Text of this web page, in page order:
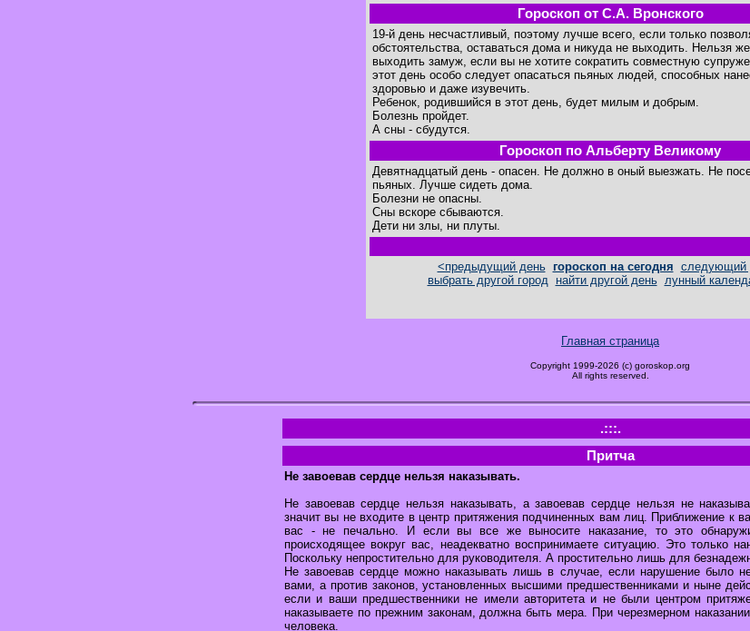
Гороскоп от С.А. Вронского
19-й день несчастливый, поэтому лучше всего, если только
обстоятельства, оставаться дома и никуда не выходить. Нельзя
выходить замуж, если вы не хотите сократить совместную
этот день особо следует опасаться пьяных людей, способных
здоровью и даже изувечить.
Ребенок, родившийся в этот день, будет милым и добрым.
Болезнь пройдет.
А сны - сбудутся.
Гороскоп по Альберту Великому
Девятнадцатый день - опасен. Не должно в оный выезжать. Не
пьяных. Лучше сидеть дома.
Болезни не опасны.
Сны вскоре сбываются.
Дети ни злы, ни плуты.
<предыдущий день гороскоп на сегодня следующий
выбрать другой город
найти другой день лунный
Главная страница
Copyright 1999-2026 (c) goroskop.org
All rights reserved.
.:::.
Притча
Не завоевав сердце нельзя наказывать.
Не завоевав сердце нельзя наказывать, а завоевав сердце нельзя не
значит вы не входите в центр притяжения подчиненных вам лиц. Приближение к
вас - не печально. И если вы все же выносите наказание, то это
происходящее вокруг вас, неадекватно воспринимаете ситуацию. Это только
Поскольку непростительно для руководителя. А простительно лишь для
Не завоевав сердце можно наказывать лишь в случае, если нарушение было
вами, а против законов, установленных высшими предшественниками и ныне
если и ваши предшественники не имели авторитета и не были центром
наказываете по прежним законам, должна быть мера. При черезмерном
человека.